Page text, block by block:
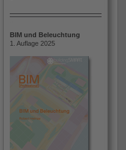
BIM und Beleuchtung
1. Auflage 2025